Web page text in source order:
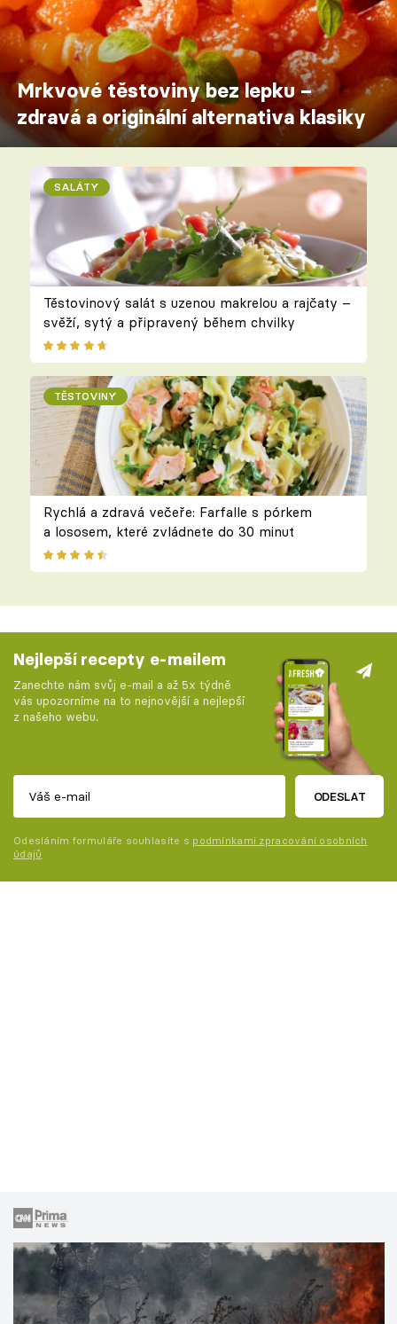
Mrkvové těstoviny bez lepku –
zdravá a originální alternativa klasiky
SALÁTY
Těstovinový salát s uzenou makrelou a rajčaty –
svěží, sytý a připravený během chvilky
TĚSTOVINY
Rychlá a zdravá večeře: Farfalle s pórkem
a lososem, které zvládnete do 30 minut
Nejlepší recepty e-mailem
Zanechte nám svůj e-mail a až 5x týdně
vás upozorníme na to nejnovější a nejlepší
z našeho webu.
ODESLAT
Odesláním formuláře souhlasíte s podmínkami zpracování osobních
údajů